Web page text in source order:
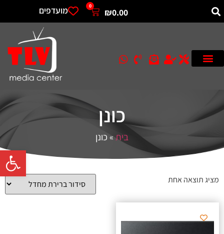
פתח
₪0.00
0 מועדפים
כונן
בית»כונן
מציג תוצאה אחת